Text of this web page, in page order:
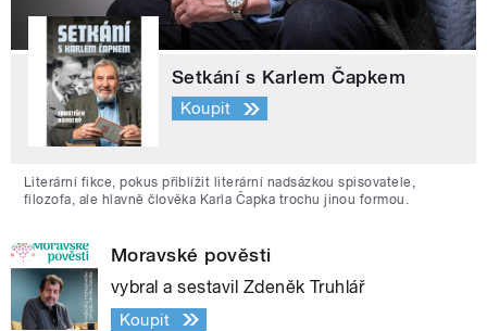
Setkání s Karlem Čapkem
Koupit
Literární fikce, pokus přiblížit literární nadsázkou spisovatele,
filozofa, ale hlavně člověka Karla Čapka trochu jinou formou.
Moravské pověsti
vybral a sestavil Zdeněk Truhlář
Koupit